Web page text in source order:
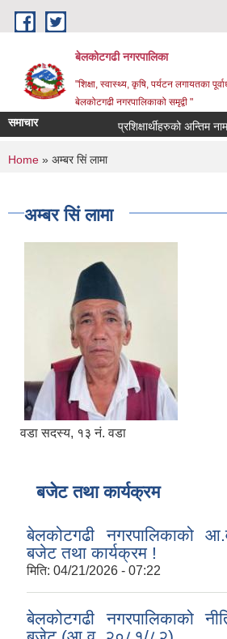
Skip to main content
बेलकोटगढी नगरपालिका
"शिक्षा, स्वास्थ्य, कृषि, पर्यटन लगायतका
बेलकोटगढी नगरपालिकाको समृद्वी "
समाचार प्रशिक्षार्थीहरुको अन्तिम
You are here
Home » अम्बर सिं लामा
अम्बर सिं लामा
वडा सदस्य, १३ नं. वडा
बजेट तथा कार्यक्रम
बेलकोटगढी नगरपालिकाको
बजेट तथा कार्यक्रम !
मिति: 04/21/2026 - 07:22
बेलकोटगढी नगरपालिकाको